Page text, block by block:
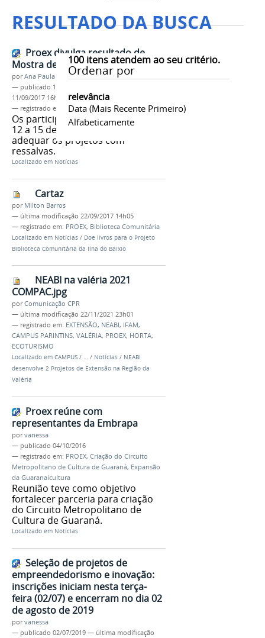
RESULTADO DA BUSCA
100itens atendem ao seu critério.
Ordenar por
relevância
Data (mais Recente Primeiro)
Alfabeticamente
Proex divulga resultado de
Mostra de Extensão
porAna Paula Batista
— publicado 11/09/2017
11/09/2017 16h47
— registrado em:
PROEX,mostra de extensão
Os participantes têm o período de
12 a 15 de setembro para
adequar os projetos com
ressalvas.
Localizado em Notícias
Cartaz
por Milton Barros
— última modificação 22/09/2017 14h05
— registrado em: PROEX, Biblioteca Comunitária
Localizado em Notícias / Doe livros para o Projeto
Biblioteca Comunitária da Ilha do Baixio
NEABI na valéria 2021
COMPAC.jpg
porComunicação CPR
— última modificação 22/11/2021 23h01
— registrado em: EXTENSÃO, NEABI, IFAM,
CAMPUS PARINTINS, VALÉRIA, PROEX, HORTA,
ECOTURISMO
Localizado em CAMPUS / … / Notícias / NEABI
desenvolve 2 Projetos de Extensão na Região da
Valéria
Proex reúne com
representantes da Embrapa
porvanessa
— publicado 04/10/2016
— registrado em: PROEX, Criação do Circuito
Metropolitano de Cultura de Guaraná, Expansão
da Guaranaicultura
Reunião teve como objetivo
fortalecer parceria para criação
do Circuito Metropolitano de
Cultura de Guaraná.
Localizado em Notícias
Seleção de projetos de
empreendedorismo e inovação:
inscrições iniciam nesta terça-
feira (02/07) e encerram no dia 02
de agosto de 2019
porvanessa
— publicado 02/07/2019 — última modificação